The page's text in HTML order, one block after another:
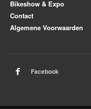
Bikeshow & Expo
Contact
Algemene Voorwaarden
Facebook